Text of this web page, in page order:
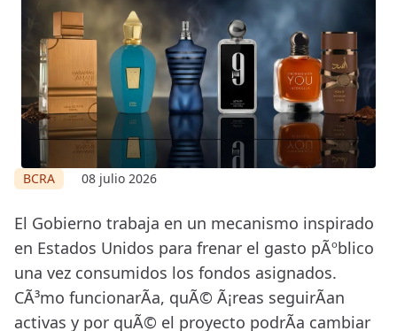
BCRA 08 julio 2026
El Gobierno trabaja en un mecanismo inspirado
en Estados Unidos para frenar el gasto pÃºblico
una vez consumidos los fondos asignados.
CÃ³mo funcionarÃ­a, quÃ© Ã¡reas seguirÃ­an
activas y por quÃ© el proyecto podrÃ­a cambiar